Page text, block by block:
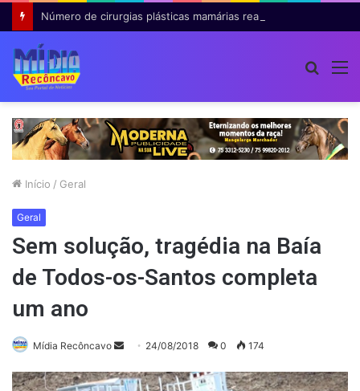
Início / Geral
Geral
Sem solução, tragédia na Baía
de Todos-os-Santos completa
um ano
Mídia Recôncavo
Mande
e-
24/08/2018 0 174